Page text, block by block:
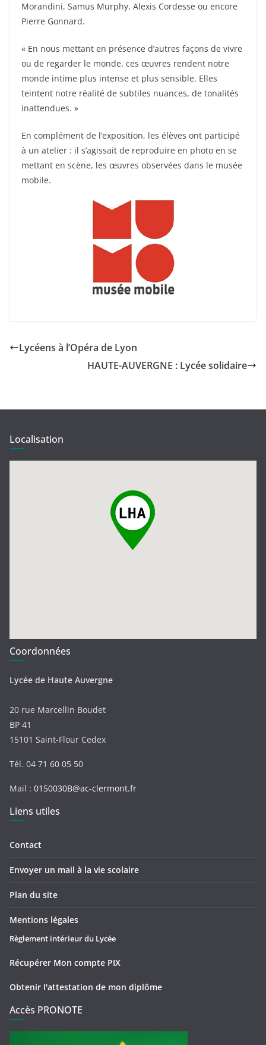
Morandini, Samus Murphy, Alexis Cordesse ou encore
Pierre Gonnard.
« En nous mettant en présence d’autres façons de vivre
ou de regarder le monde, ces œuvres rendent notre
monde intime plus intense et plus sensible. Elles
teintent notre réalité de subtiles nuances, de tonalités
inattendues. »
En complément de l’exposition, les élèves ont participé
à un atelier : il s’agissait de reproduire en photo en se
mettant en scène, les œuvres observées dans le musée
mobile.
Lycéens à l’Opéra de Lyon
HAUTE-AUVERGNE : Lycée solidaire
Localisation
Coordonnées
Lycée de Haute Auvergne
20 rue Marcellin Boudet
BP 41
15101 Saint-Flour Cedex
Tél. 04 71 60 05 50
Mail : 0150030B@ac-clermont.fr
Liens utiles
Contact
Envoyer un mail à la vie scolaire
Plan du site
Mentions légales
Règlement intérieur du Lycée
Récupérer Mon compte PIX
Obtenir l'attestation de mon diplôme
Accès PRONOTE